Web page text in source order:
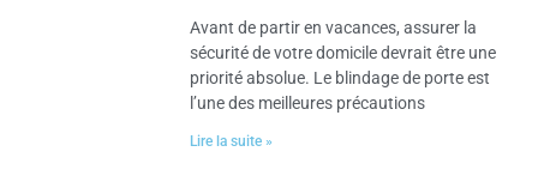
Avant de partir en vacances, assurer la
sécurité de votre domicile devrait être une
priorité absolue. Le blindage de porte est
l’une des meilleures précautions
Lire la suite »